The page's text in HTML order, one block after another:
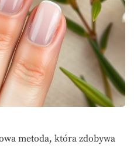
metoda, która zdobywa